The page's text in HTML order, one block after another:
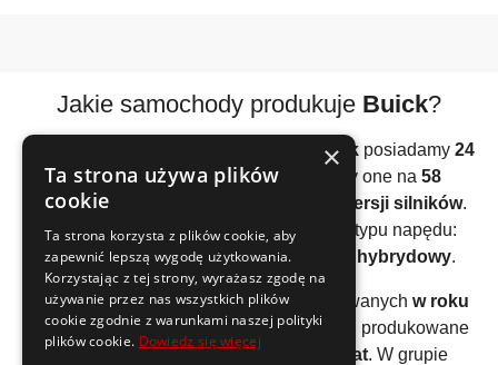
Jakie samochody produkuje Buick?
marki Buick posiadamy 24
modelepojazdów. Podzielone zostały one na 58
generacji
157 wersji silników.
SamochodyBuickmożna podzielić wg typu napędu:
96,18% benzyna, 3,18%diesel hybrydowy.
Jednym z pierwszych modeli wyprodukowanych w roku
1963jestBuick Riviera. Z kolei najdłużej produkowane
auto tej marki toBuick Le Sabre 41 lat. W grupie
×
Ta strona używa plików
cookie
Ta strona korzysta z plików cookie, aby
zapewnić lepszą wygodę użytkowania.
Korzystając z tej strony, wyrażasz zgodę na
używanie przez nas wszystkich plików
cookie zgodnie z warunkami naszej polityki
plików cookie. Dowiedz się więcej